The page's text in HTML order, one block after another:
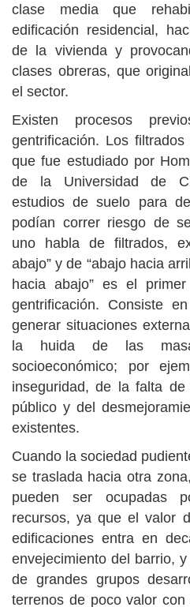
clase media que
edificación residencial,
de la vivienda y
clases obreras, que
el sector.
Existen procesos
gentrificación. Los
que fue estudiado por
de la Universidad de
estudios de suelo para
podían correr riesgo de
uno habla de filtrados,
abajo” y de “abajo hacia
hacia abajo” es el
gentrificación. Consiste
generar situaciones
la huida de las
socioeconómico; por
inseguridad, de la falta
público y del
existentes.
Cuando la sociedad
se traslada hacia otra
pueden ser ocupadas
recursos, ya que el valor
edificaciones entra en
envejecimiento del barrio,
de grandes grupos
terrenos de poco valor